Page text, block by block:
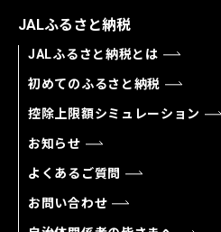
JALふるさと納税
JALふるさと納税とは
初めてのふるさと納税
控除上限額シミュレーション
お知らせ
よくあるご質問
お問い合わせ